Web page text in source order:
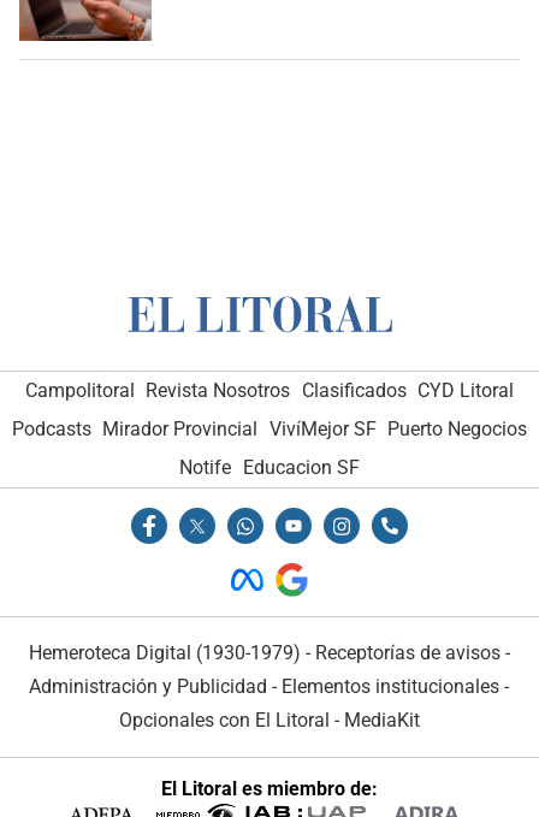
Campolitoral Revista Nosotros Clasificados CYD Litoral
Podcasts Mirador Provincial VivíMejor SF Puerto Negocios
Notife Educacion SF
Hemeroteca Digital (1930-1979) - Receptorías de avisos -
Administración y Publicidad - Elementos institucionales -
Opcionales con El Litoral - MediaKit
El Litoral es miembro de: